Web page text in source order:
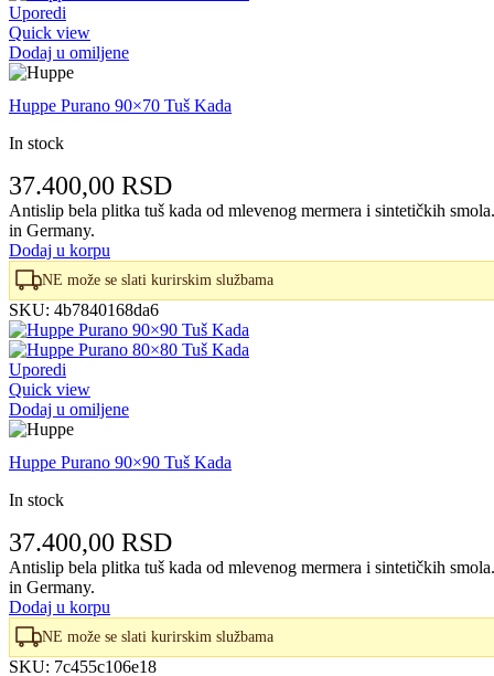
Uporedi
Quick view
Dodaj u omiljene
Huppe Purano 90×70 Tuš Kada
In stock
37.400,00 RSD
Antislip bela plitka tuš kada od mlevenog mermera i sintetičkih
in Germany.
Dodaj u korpu
NE može se slati kurirskim službama
SKU: 4b7840168da6
Uporedi
Quick view
Dodaj u omiljene
Huppe Purano 90×90 Tuš Kada
In stock
37.400,00 RSD
Antislip bela plitka tuš kada od mlevenog mermera i sintetičkih
in Germany.
Dodaj u korpu
NE može se slati kurirskim službama
SKU: 7c455c106e18